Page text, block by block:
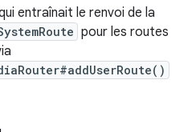
entraînait le renvoi de la
pour les routes